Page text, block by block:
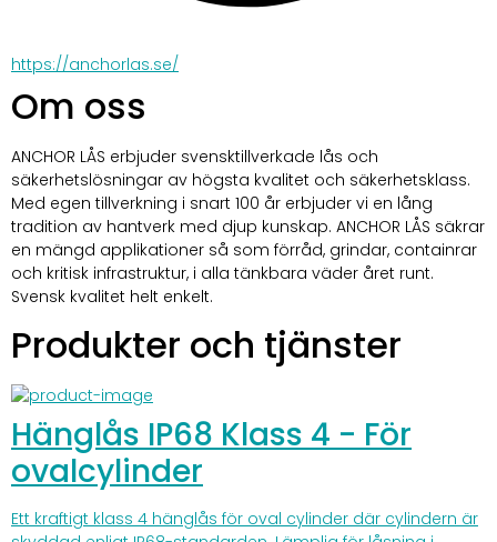
https://anchorlas.se/
Om oss
ANCHOR LÅS erbjuder svensktillverkade lås och
säkerhetslösningar av högsta kvalitet och säkerhetsklass.
Med egen tillverkning i snart 100 år erbjuder vi en lång
tradition av hantverk med djup kunskap. ANCHOR LÅS säkrar
en mängd applikationer så som förråd, grindar, containrar
och kritisk infrastruktur, i alla tänkbara väder året runt.
Svensk kvalitet helt enkelt.
Produkter och tjänster
Hänglås IP68 Klass 4 - För
ovalcylinder
Ett kraftigt klass 4 hänglås för oval cylinder där cylindern är